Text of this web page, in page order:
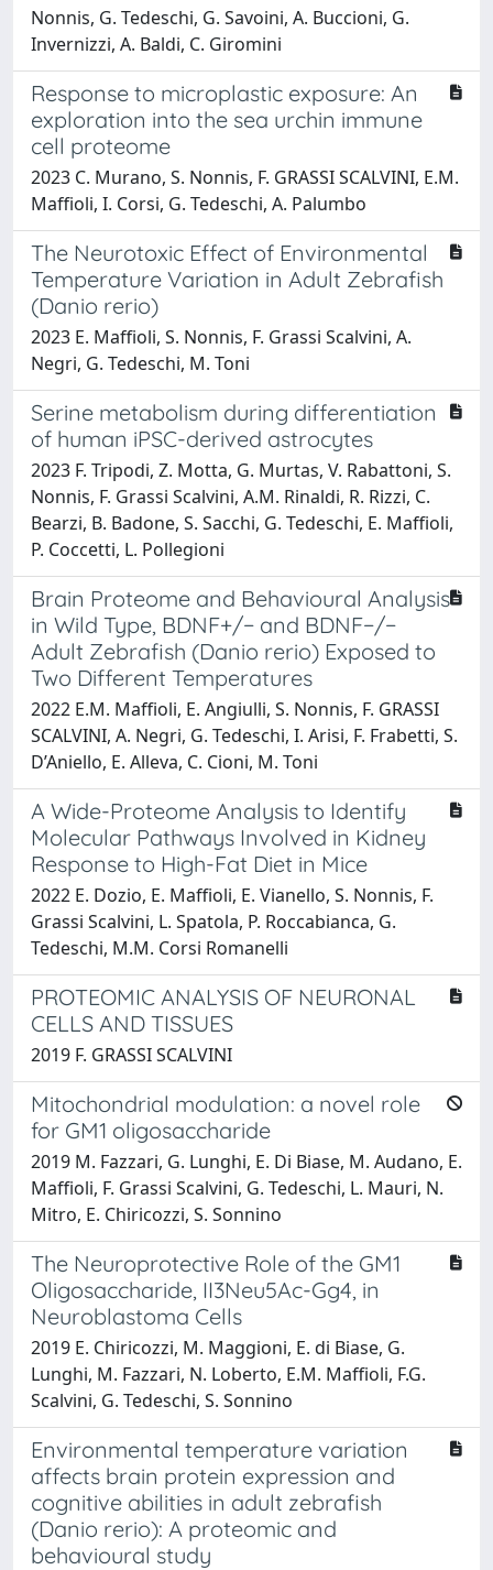
Nonnis, G. Tedeschi, G. Savoini, A. Buccioni, G.
Invernizzi, A. Baldi, C. Giromini
Response to microplastic exposure: An
exploration into the sea urchin immune
cell proteome
2023 C. Murano, S. Nonnis, F. GRASSI SCALVINI, E.M.
Maffioli, I. Corsi, G. Tedeschi, A. Palumbo
The Neurotoxic Effect of Environmental
Temperature Variation in Adult Zebrafish
(Danio rerio)
2023 E. Maffioli, S. Nonnis, F. Grassi Scalvini, A.
Negri, G. Tedeschi, M. Toni
Serine metabolism during differentiation
of human iPSC-derived astrocytes
2023 F. Tripodi, Z. Motta, G. Murtas, V. Rabattoni, S.
Nonnis, F. Grassi Scalvini, A.M. Rinaldi, R. Rizzi, C.
Bearzi, B. Badone, S. Sacchi, G. Tedeschi, E. Maffioli,
P. Coccetti, L. Pollegioni
Brain Proteome and Behavioural Analysis
in Wild Type, BDNF+/− and BDNF−/−
Adult Zebrafish (Danio rerio) Exposed to
Two Different Temperatures
2022 E.M. Maffioli, E. Angiulli, S. Nonnis, F. GRASSI
SCALVINI, A. Negri, G. Tedeschi, I. Arisi, F. Frabetti, S.
D’Aniello, E. Alleva, C. Cioni, M. Toni
A Wide-Proteome Analysis to Identify
Molecular Pathways Involved in Kidney
Response to High-Fat Diet in Mice
2022 E. Dozio, E. Maffioli, E. Vianello, S. Nonnis, F.
Grassi Scalvini, L. Spatola, P. Roccabianca, G.
Tedeschi, M.M. Corsi Romanelli
PROTEOMIC ANALYSIS OF NEURONAL
CELLS AND TISSUES
2019 F. GRASSI SCALVINI
Mitochondrial modulation: a novel role
for GM1 oligosaccharide
2019 M. Fazzari, G. Lunghi, E. Di Biase, M. Audano, E.
Maffioli, F. Grassi Scalvini, G. Tedeschi, L. Mauri, N.
Mitro, E. Chiricozzi, S. Sonnino
The Neuroprotective Role of the GM1
Oligosaccharide, II3Neu5Ac-Gg4, in
Neuroblastoma Cells
2019 E. Chiricozzi, M. Maggioni, E. di Biase, G.
Lunghi, M. Fazzari, N. Loberto, E.M. Maffioli, F.G.
Scalvini, G. Tedeschi, S. Sonnino
Environmental temperature variation
affects brain protein expression and
cognitive abilities in adult zebrafish
(Danio rerio): A proteomic and
behavioural study